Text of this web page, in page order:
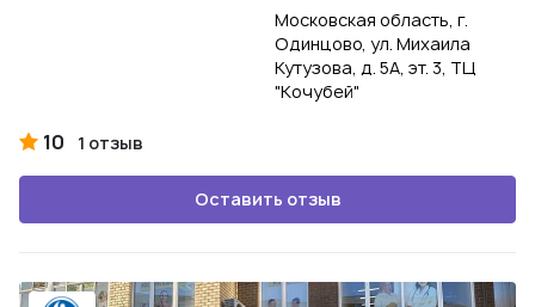
Московская область, г.
Одинцово, ул. Михаила
Кутузова, д. 5А, эт. 3, ТЦ
"Кочубей"
10 1 отзыв
Оставить отзыв